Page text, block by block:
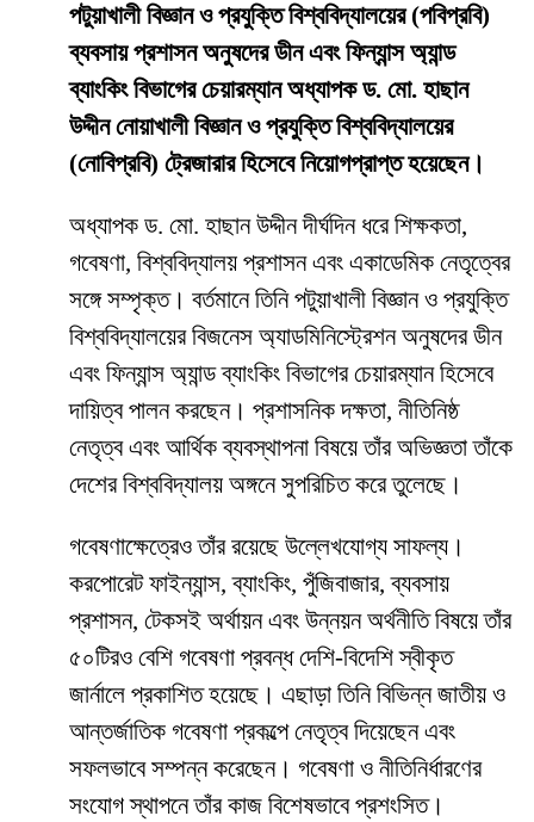
পটুয়াখালী বিজ্ঞান ও প্রযুক্তি বিশ্ববিদ্যালয়ের (পবিপ্রবি)
ব্যবসায় প্রশাসন অনুষদের ডীন এবং ফিন্যান্স অ্যান্ড
ব্যাংকিং বিভাগের চেয়ারম্যান অধ্যাপক ড. মো. হাছান
উদ্দীন নোয়াখালী বিজ্ঞান ও প্রযুক্তি বিশ্ববিদ্যালয়ের
(নোবিপ্রবি) ট্রেজারার হিসেবে নিয়োগপ্রাপ্ত হয়েছেন।
অধ্যাপক ড. মো. হাছান উদ্দীন দীর্ঘদিন ধরে শিক্ষকতা,
গবেষণা, বিশ্ববিদ্যালয় প্রশাসন এবং একাডেমিক নেতৃত্বের
সঙ্গে সম্পৃক্ত। বর্তমানে তিনি পটুয়াখালী বিজ্ঞান ও প্রযুক্তি
বিশ্ববিদ্যালয়ের বিজনেস অ্যাডমিনিস্ট্রেশন অনুষদের ডীন
এবং ফিন্যান্স অ্যান্ড ব্যাংকিং বিভাগের চেয়ারম্যান হিসেবে
দায়িত্ব পালন করছেন। প্রশাসনিক দক্ষতা, নীতিনিষ্ঠ
নেতৃত্ব এবং আর্থিক ব্যবস্থাপনা বিষয়ে তাঁর অভিজ্ঞতা তাঁকে
দেশের বিশ্ববিদ্যালয় অঙ্গনে সুপরিচিত করে তুলেছে।
গবেষণাক্ষেত্রেও তাঁর রয়েছে উল্লেখযোগ্য সাফল্য।
করপোরেট ফাইন্যান্স, ব্যাংকিং, পুঁজিবাজার, ব্যবসায়
প্রশাসন, টেকসই অর্থায়ন এবং উন্নয়ন অর্থনীতি বিষয়ে তাঁর
৫০টিরও বেশি গবেষণা প্রবন্ধ দেশি-বিদেশি স্বীকৃত
জার্নালে প্রকাশিত হয়েছে। এছাড়া তিনি বিভিন্ন জাতীয় ও
আন্তর্জাতিক গবেষণা প্রকল্পে নেতৃত্ব দিয়েছেন এবং
সফলভাবে সম্পন্ন করেছেন। গবেষণা ও নীতিনির্ধারণের
সংযোগ স্থাপনে তাঁর কাজ বিশেষভাবে প্রশংসিত।